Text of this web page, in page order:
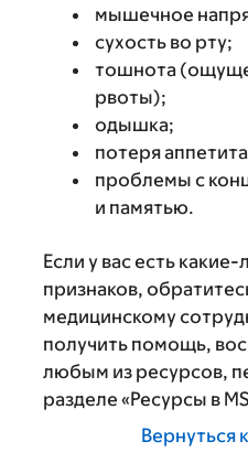
мышечное
сухость во рту;
тошнота
рвоты);
одышка;
потеря
проблемы с
и памятью.
Если у вас есть какие-
признаков,
медицинскому
получить помощь,
любым из ресурсов,
разделе «Ресурсы в
Вернуться